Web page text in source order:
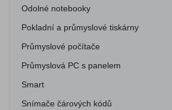
Odolné notebooky
Pokladní a průmyslové tiskárny
Průmyslové počítače
Průmyslová PC s panelem
Smart
Snímače čárových kódů